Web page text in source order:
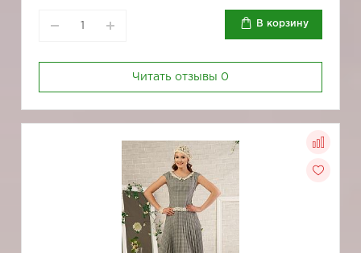
В корзину
Читать отзывы 0